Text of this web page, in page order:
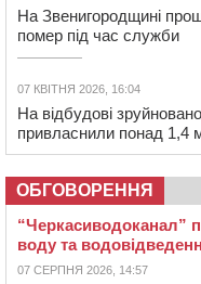
На Звенигородщині
помер під час служби
07 КВІТНЯ 2026, 16:04
На відбудові
привласнили понад 1,4
ОБГОВОРЕННЯ
“Черкасиводоканал”
воду та
07 СЕРПНЯ 2026, 14:57